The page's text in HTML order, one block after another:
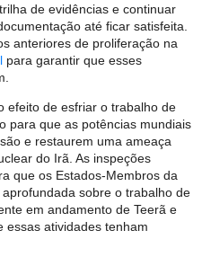
de evidências e continuar
até ficar satisfeita.
anteriores de proliferação na
para garantir que esses
efeito de esfriar o trabalho de
para que as potências mundiais
e restaurem uma ameaça
do Irã. As inspeções
que os Estados-Membros da
sobre o trabalho de
em andamento de Teerã e
essas atividades tenham